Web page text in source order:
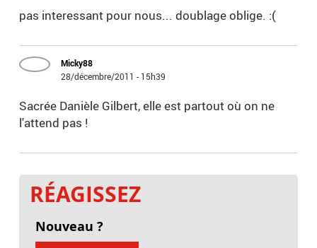
pas interessant pour nous... doublage oblige. :(
Micky88
28/décembre/2011 - 15h39
Sacrée Danièle Gilbert, elle est partout où on ne
l'attend pas !
RÉAGISSEZ
Nouveau ?